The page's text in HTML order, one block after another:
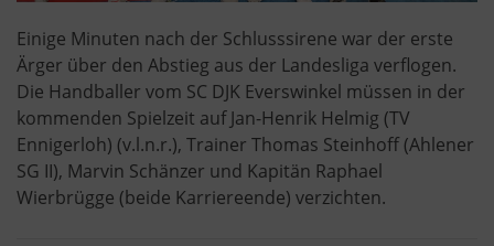
Einige Minuten nach der Schlusssirene war der erste
Ärger über den Abstieg aus der Landesliga verflogen.
Die Handballer vom SC DJK Everswinkel müssen in der
kommenden Spielzeit auf Jan-Henrik Helmig (TV
Ennigerloh) (v.l.n.r.), Trainer Thomas Steinhoff (Ahlener
SG II), Marvin Schänzer und Kapitän Raphael
Wierbrügge (beide Karriereende) verzichten.